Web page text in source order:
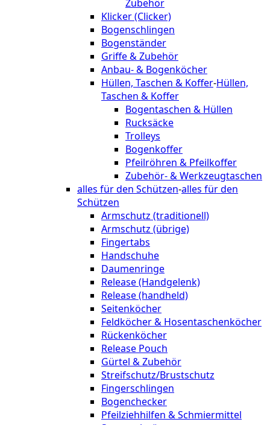
Zubehör
Klicker (Clicker)
Bogenschlingen
Bogenständer
Griffe & Zubehör
Anbau- & Bogenköcher
Hüllen, Taschen & Koffer-Hüllen,
Taschen & Koffer
Bogentaschen & Hüllen
Rucksäcke
Trolleys
Bogenkoffer
Pfeilröhren & Pfeilkoffer
Zubehör- & Werkzeugtaschen
alles für den Schützen-alles für den
Schützen
Armschutz (traditionell)
Armschutz (übrige)
Fingertabs
Handschuhe
Daumenringe
Release (Handgelenk)
Release (handheld)
Seitenköcher
Feldköcher & Hosentaschenköcher
Rückenköcher
Release Pouch
Gürtel & Zubehör
Streifschutz/Brustschutz
Fingerschlingen
Bogenchecker
Pfeilziehhilfen & Schmiermittel